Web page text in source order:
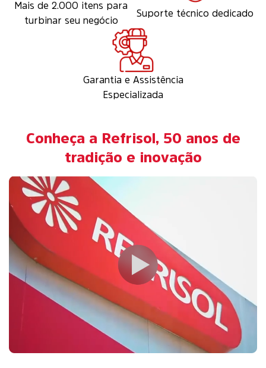
Mais de 2.000 itens para
turbinar seu negócio
Suporte técnico dedicado
Garantia e Assistência
Especializada
Conheça a Refrisol, 50 anos de
tradição e inovação